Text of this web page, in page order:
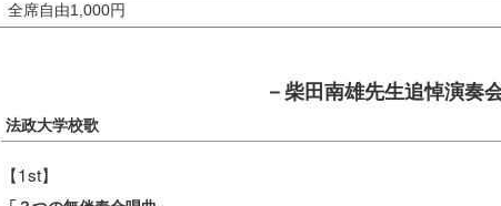
全席自由1,000円
－柴田南雄先生追悼演奏
法政大学校歌
【1st】